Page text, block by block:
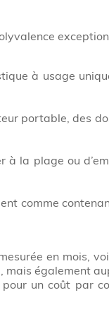
à usage
portable, des
à la plage ou
comme
en mois,
également
pour un coût